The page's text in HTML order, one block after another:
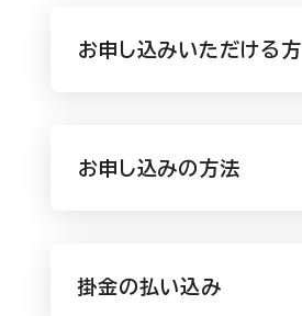
お申し込みいただける方
お申し込みの方法
掛金の払い込み